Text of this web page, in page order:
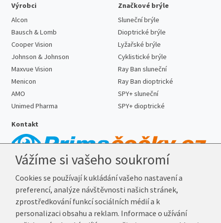
Výrobci
Alcon
Bausch & Lomb
Cooper Vision
Johnson & Johnson
Maxvue Vision
Menicon
AMO
Unimed Pharma
Značkové brýle
Sluneční brýle
Dioptrické brýle
Lyžařské brýle
Cyklistické brýle
Ray Ban sluneční
Ray Ban dioptrické
SPY+ sluneční
SPY+ dioptrické
Kontakt
E-mail:info@prima-cocky.cz
Reklamační adresa
Andrea Votavová
Revoluční 1017
Vážíme si vašeho soukromí
Cookies se používají k ukládání vašeho nastavení a
preferencí, analýze návštěvnosti našich stránek,
zprostředkování funkcí sociálních médií a k
personalizaci obsahu a reklam. Informace o užívání